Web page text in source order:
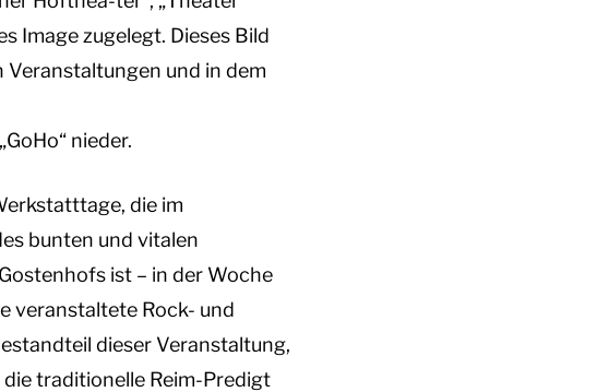
Image zugelegt. Dieses Bild
und in dem
nieder.
die im
bunten und vitalen
ist – in der Woche
veranstaltete Rock- und
dieser Veranstaltung,
traditionelle Reim-Predigt